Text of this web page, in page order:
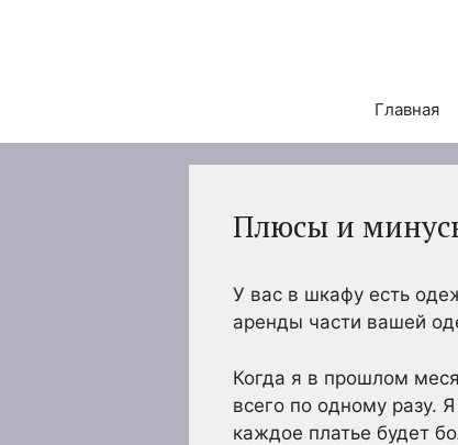
Главная
Плюсы и
У вас в шкафу есть
аренды части вашей
Когда я в прошлом
всего по одному разу.
каждое платье будет